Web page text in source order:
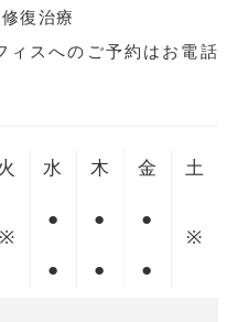
復治療
ィスへのご予約はお電話
水 木 金 土
※
● ●
●
※
● ● ●